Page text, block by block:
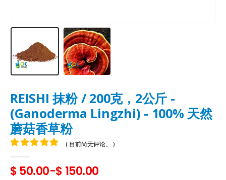
REISHI 抹粉 / 200克，2公斤 -
(Ganoderma Lingzhi) - 100% 天然
蘑菇香草粉
( 目前尚无评论。 )
$50.00-$ 150.00